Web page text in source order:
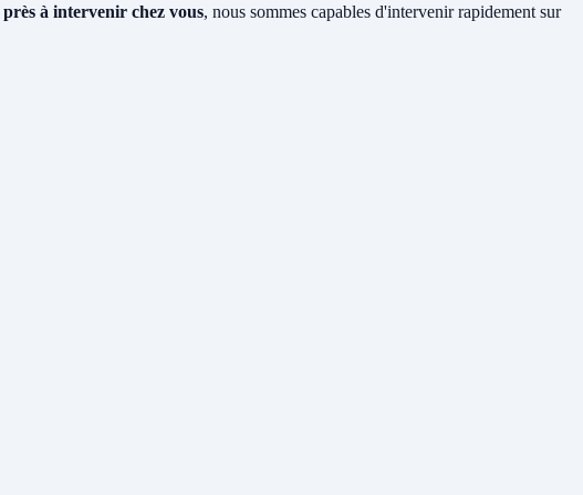
près à intervenir chez vous, nous sommes capables d'intervenir rapidement sur